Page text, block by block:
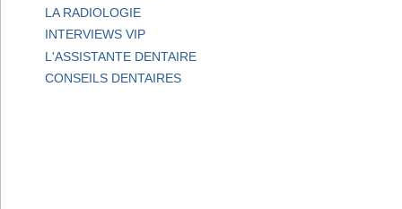
LA RADIOLOGIE
INTERVIEWS VIP
L'ASSISTANTE DENTAIRE
CONSEILS DENTAIRES